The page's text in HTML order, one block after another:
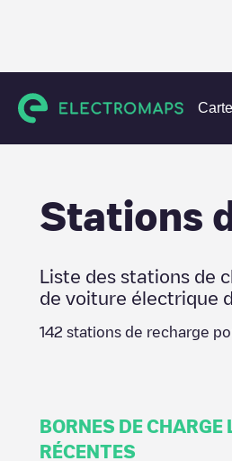
Carte
Charging stations Pays-Bas
Stations
Liste des stations de
de voiture électrique
142 stations de recharge
BORNES DE CHARGE
RÉCENTES